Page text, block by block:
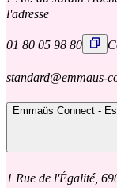
l'adresse
01 80 05 98 80
standard@emmaus-
Emmaüs Connect -
1 Rue de l'Égalité,